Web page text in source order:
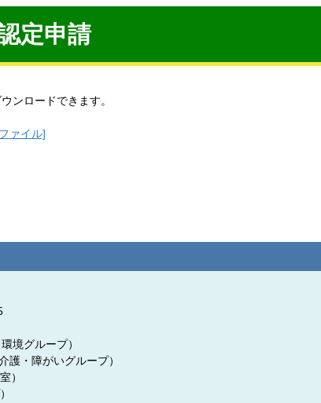
定申請
ンロードできます。
ァイル]
境グループ）
障がいグループ）
）